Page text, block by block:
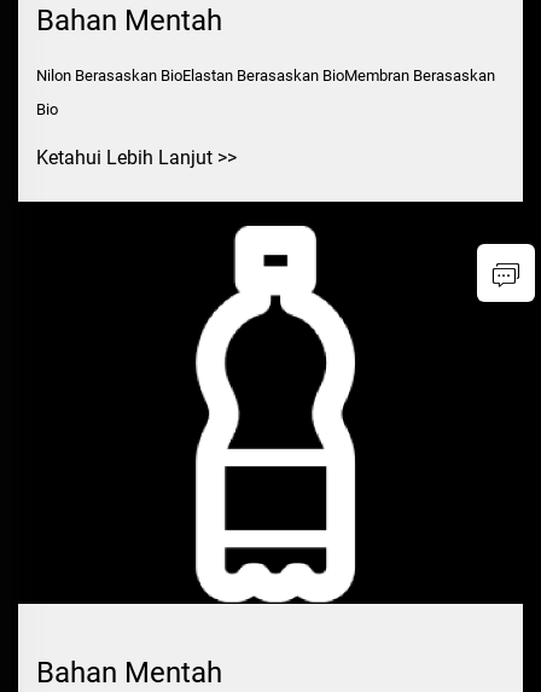
Bahan Mentah
Nilon Berasaskan BioElastan Berasaskan BioMembran Berasaskan
Bio
Ketahui Lebih Lanjut >>
Bahan Mentah